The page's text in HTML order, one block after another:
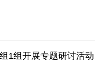
1组开展专题研讨活动